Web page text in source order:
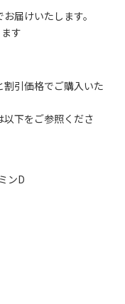
届けいたします。
す
引価格でご購入いた
下をご参照くださ
ンD